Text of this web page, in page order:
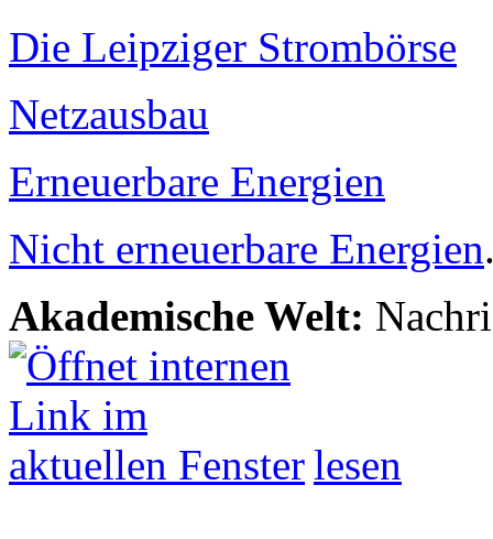
Die Leipziger Strombörse
Netzausbau
Erneuerbare Energien
Nicht erneuerbare Energien
Akademische Welt:
lesen